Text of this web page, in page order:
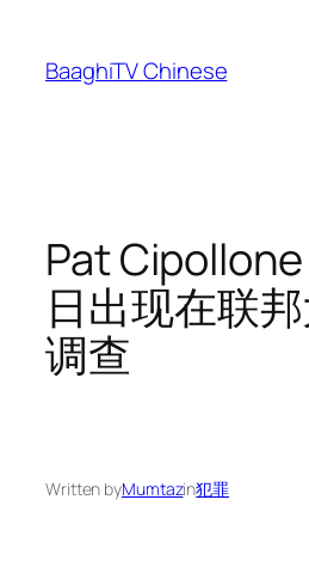
content
BaaghiTV Chinese
Pat Cipollone
日出现在联
调查
Written byMumtazin犯罪